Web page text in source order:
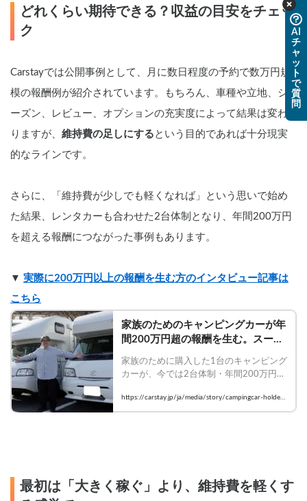
どれくらい期待できる？収益の目安をチェッ
ク
Carstayでは公開事例として、月に数日程度の予約で数万円規
模の報酬例が紹介されています。もちろん、車種や立地、シ
ーズン、レビュー、オプションの充実度によって結果は変わ
りますが、 維持費の足しにする という目的であれば十分現実
的なラインです。
さらに、「維持費が少しでも軽くなれば」という思いで始め
た結果、レンタカーも合わせた2台体制となり、年間200万円
を超える報酬につながった事例もあります。
▼ 実際に200万円以上の報酬を生む方のインタビュー記事は
こちら
家族のためのキャンピングカーが年
間200万円超の報酬を生む。スーパ
用のコツ | Carstayの情報発信メデ
家族のために購入した1台のキャンピング
カーが、今では2台体制・年間200万円超
カーシェアを始めたきっかけから収益、
運用の工夫、続ける理由まで伺いまし
https://carstay.jp/ja/media/story/campingcar-holder-
interview1/
最初は「大きく稼ぐ」より、維持費を軽くす
AI
チ
ャ
ッ
ト
で
質
問